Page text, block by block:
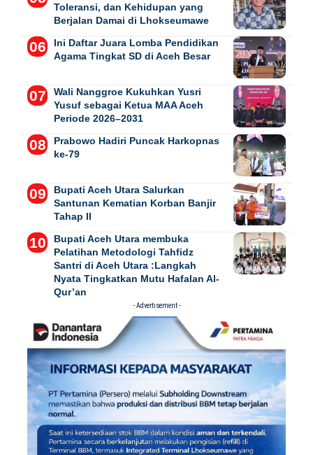
Toleransi, dan Kehidupan yang
Berjalan Damai di Lhokseumawe
Ini Daftar Juara Lomba Pendidikan
Agama Tingkat SD di Aceh Besar
Wali Nanggroe Kukuhkan Yusri
Yusuf sebagai Ketua MAA Aceh
Periode 2026–2031
Prabowo Hadiri Puncak Harkopnas
ke-79
Bupati Aceh Utara Salurkan
Santunan Kematian Korban Banjir
Tahap II
Bupati Aceh Utara membuka
Pelatihan Metodologi Tahfidz
Santri di Aceh Utara :Langkah
Nyata Tingkatkan Mutu Hafalan Al-
Qur’an
- Advertisement -